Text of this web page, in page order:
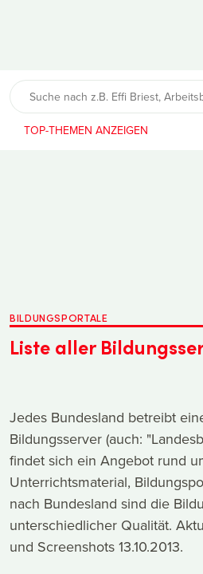
Lehrerfreund
TOP-THEMEN
BILDUNGSPORTALE
Liste aller
Jedes Bundesland betreibt
Bildungsserver (auch:
findet sich ein Angebot rund
Unterrichtsmaterial,
nach Bundesland sind die
unterschiedlicher Qualität.
und Screenshots 13.10.2013.